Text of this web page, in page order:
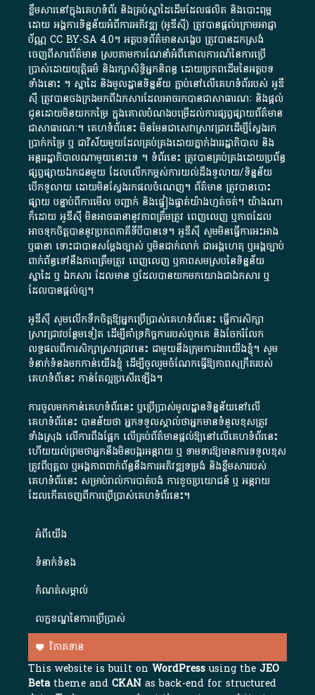
ខ្លឹមសារ​នៅ​ក្នុង​គេហទំព័រ និង​គ្រប់​ស្នា​ដៃ​ដើម​ដែល​ផលិត​ និង​បោះពុម្ព​
ដោយ​ អង្គការ​ទិន្នន័យ​អំពី​ការអភិវឌ្ឍ​​ (អូ​ឌី​ស៊ី)​ ត្រូវ​បាន​ផ្តល់​ក្រោម​អាជ្ញា
ប័ណ្ណ​CC BY-SA 4.0។​ អត្ថបទ​ព័ត៌មាន​សង្ខេប​ ត្រូវ​បាន​ដកស្រង់​
ចេញពី​សារព័ត៌មាន ស្របតាមការ​ណែនាំ​អំពី​គោលការណ៍​នៃ​ការ​ប្រើ
ប្រាស់​ដោយ​យុត្តិធម៌​ និង​រក្សាសិទ្ធិអ្នកនិពន្ធ ដោយ​ប្រភពដើម​នៃ​​អត្ថបទ
ទាំង​នោះ​ ។​ ស្នាដៃ​ និង​មូលដ្ឋាន​ទិន្នន័យ ​ភ្ជាប់​នៅ​លើ​គេហទំព័រ​របស់​ អូ​ឌី​
ស៊ី​ ត្រូវ​បាន​ចងក្រង​មក​ពី​ឯកសារ​ដែល​អាច​រក​បានជា​សាធារណៈ​ និង​ផ្តល់​
ជូន​ដោយ​មិន​យក​កម្រៃ​ ក្នុង​គោលបំណង​បម្រើ​ដល់ការ​ផ្សព្វផ្សាយ​ព័ត៌មាន​
ជា​សាធារណៈ​។​ គេហទំព័រ​នេះ​ មិនមែន​ជា​សេវា​ស្រាវជ្រាវ​ដើម្បី​ស្វែងរក
ប្រាក់​កម្រៃ​ ឬ​ ជា​វិស័យ​មួយ​ដែល​គ្រប់គ្រង​ដោយ​ភ្នាក់ងារ​រដ្ឋាភិបាល​ និង ​
អន្តររដ្ឋាភិបាល​ណាមួយ​នោះ​ទេ ​។​ ទំព័រ​នេះ​ ត្រូវ​បាន​គ្រប់គ្រង​ដោយ​ប្រព័ន្ធ​
ផ្សព្វផ្សាយ​ឯកជន​មួយ​ ដែល​លើកកម្ពស់​ការ​យល់​ដឹង​ទូលាយ​/​ទិន្នន័យ​
បើក​ទូលាយ​ ដោយ​មិនស្វែង​រក​ផល​ចំណេញ​។​ ព័ត៌មាន​ ត្រូវ​បាន​បោះ
ផ្សាយ​ បន្ទាប់​ពី​ការ​មើល​ បញ្ជាក់​ និង​ផ្ទៀងផ្ទាត់​យ៉ាង​ហ្មត់ចត់​។​ យ៉ាងណា​
ក៏​ដោយ​ អូ​ឌី​ស៊ី​ មិន​អាច​ធានា​នូវ​ភាព​ត្រឹមត្រូវ​ ពេញលេញ​ ឬ​ភាព​ដែល​
អាច​ទុកចិត្ត​បាននូវ​ប្រភព​ភាគី​ទី​បី​បាន​ទេ​។​ អូ​ឌី​ស៊ី​ សូម​មិន​ធ្វើការ​អះអាង​
ឬ​ធានា​ ទោះជា​បាន​សម្តែង​ច្បាស់​ ឬ​មិន​ជាក់លាក់​ ជា​អង្គហេតុ​ ឬ​អង្គច្បាប់​
ពាក់ព័ន្ធ​ទៅ​នឹង​ភាព​ត្រឹមត្រូវ​ ពេញលេញ​ ឬ​ភាព​សម​ស្រប​នៃ​ទិន្នន័យ​
ស្នាដៃ​ ឬ​ ឯកសារ​ ដែល​មាន​ ឬ​ដែល​បាន​យក​មក​យោង​ជា​ឯកសារ​ ឬ​
ដែល​បាន​ផ្តល់​ឲ្យ​។
អូឌីស៊ី សូមលើកទឹកចិត្តឱ្យអ្នកប្រើប្រាស់គេហទំព័រនេះ ធ្វើការសិក្សា
ស្រាវជ្រាវបន្ថែមទៀត ដើម្បីគាំទ្រកិច្ចការ​របស់ពួកគេ និងចែករំលែក
លទ្ធផលពីការសិក្សាស្រាវជ្រាវនេះ ជាមួយនឹងក្រុមការងារយើងខ្ញុំ។ សូម
ទំនាក់ទំនងមកកាន់យើងខ្ញុំ ដើម្បីចូលរួមចំណែកធ្វើឱ្យភាពសុក្រឹតរបស់
គេហទំព័នេះ កាន់តែល្អប្រសើរឡើង។
ការចូលមកកាន់គេហទំព័រនេះ ឬប្រើប្រាស់មូលដ្ឋានទិន្នន័យនៅលើ
គេហទំព័រនេះ បានន័យថា អ្នកទទួលស្គាល់ថាអ្នកមានទំនួលខុសត្រូវ
ទាំងស្រុង លើការពឹងផ្អែក លើគ្រប់ព័ត៌មានផ្តល់ឱ្យនៅលើគេហទំព័រនេះ
ហើយយល់ព្រមថាអ្នកនឹងមិនបង្ករអន្តរាយ ឬ ទាមទារ​ឱ្យមានការទទួលខុស​
ត្រូវពីបុគ្គល ឬអង្គភាពពាក់ព័ន្ធនឹងការអភិវឌ្ឍទម្រង់ និងខ្លឹមសាររបស់
គេហទំព័រនេះ សម្រាប់រាល់ការបាត់បង់ ការខូចប្រយោជន៍ ឬ អន្តរាយ
ដែលកើតចេញពីការប្រើប្រាស់គេហទំព័រនេះ។
អំពី​យើង​
ទំនាក់ទំនង
កំណត់សម្គាល់
លក្ខខណ្ឌនៃការប្រើប្រាស់
វិភាគទាន
This website is built onWordPressusing theJEO
Betatheme andCKAN as back-end for structured